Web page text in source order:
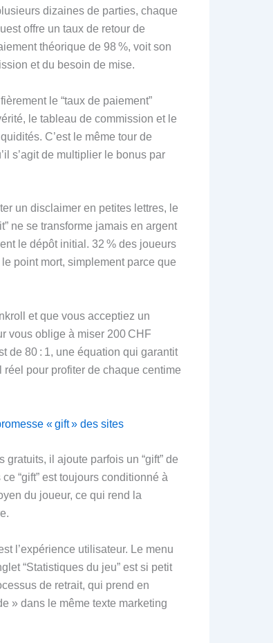
dizaines de parties, chaque
offre un taux de retour de
théorique de 98 %, voit son
et du besoin de mise.
le “taux de paiement”
le tableau de commission et le
C’est le même tour de
s’agit de multiplier le bonus par
un disclaimer en petites lettres, le
ne se transforme jamais en argent
le dépôt initial. 32 % des joueurs
point mort, simplement parce que
et que vous acceptiez un
vous oblige à miser 200 CHF
de 80 : 1, une équation qui garantit
pour profiter de chaque centime
« gift » des sites
gratuits, il ajoute parfois un “gift” de
“gift” est toujours conditionné à
du joueur, ce qui rend la
l’expérience utilisateur. Le menu
“Statistiques du jeu” est si petit
de retrait, qui prend en
» dans le même texte marketing